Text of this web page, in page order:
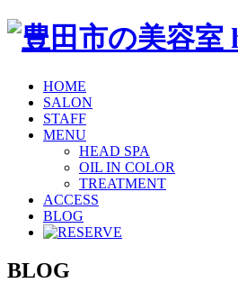
HOME
SALON
STAFF
MENU
HEAD SPA
OIL IN COLOR
TREATMENT
ACCESS
BLOG
BLOG